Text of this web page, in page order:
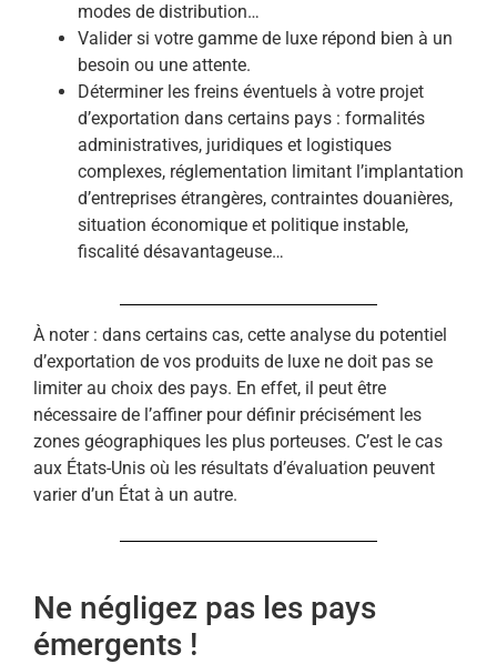
modes de distribution…
Valider si votre gamme de luxe répond bien à un
besoin ou une attente.
Déterminer les freins éventuels à votre projet
d’exportation dans certains pays : formalités
administratives, juridiques et logistiques
complexes, réglementation limitant l’implantation
d’entreprises étrangères, contraintes douanières,
situation économique et politique instable,
fiscalité désavantageuse…
À noter : dans certains cas, cette analyse du potentiel
d’exportation de vos produits de luxe ne doit pas se
limiter au choix des pays. En effet, il peut être
nécessaire de l’affiner pour définir précisément les
zones géographiques les plus porteuses. C’est le cas
aux États-Unis où les résultats d’évaluation peuvent
varier d’un État à un autre.
Ne négligez pas les pays
émergents !